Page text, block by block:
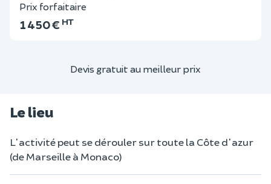
Prix forfaitaire
1 450 € HT
Devis gratuit au meilleur prix
Le lieu
L'activité peut se dérouler sur toute la Côte d'azur
(de Marseille à Monaco)